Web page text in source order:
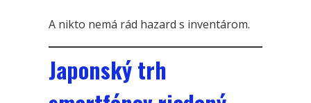
A nikto nemá rád hazard s inventárom.
Japonský trh